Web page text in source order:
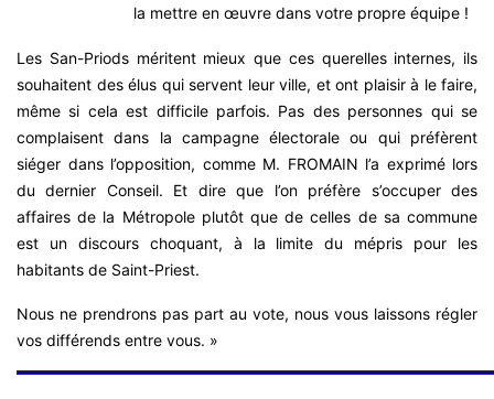
la mettre en œuvre dans votre propre équipe !
Les San-Priods méritent mieux que ces querelles internes, ils
souhaitent des élus qui servent leur ville, et ont plaisir à le faire,
même si cela est difficile parfois. Pas des personnes qui se
complaisent dans la campagne électorale ou qui préfèrent
siéger dans l’opposition, comme M. FROMAIN l’a exprimé lors
du dernier Conseil. Et dire que l’on préfère s’occuper des
affaires de la Métropole plutôt que de celles de sa commune
est un discours choquant, à la limite du mépris pour les
habitants de Saint-Priest.
Nous ne prendrons pas part au vote, nous vous laissons régler
vos différends entre vous. »